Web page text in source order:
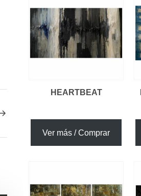
HEARTBEAT
Ver más / Comprar